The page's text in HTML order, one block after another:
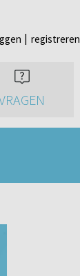
registreren